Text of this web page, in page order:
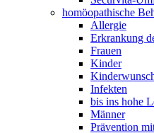
homöopathische
Allergie
Erkrankung
Frauen
Kinder
Infekten
bis ins hohe
Männer
Prävention